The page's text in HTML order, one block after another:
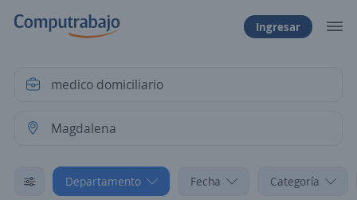
Ingresar
Departamento Fecha Categoría